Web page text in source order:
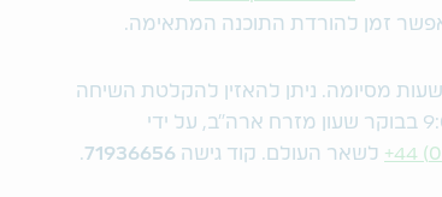
הקלטה של השיחה תמצא באתר החברה בתוך 24 שעות מסיומה. ניתן להאזין להקלטת השיחה
לשאר העולם. קוד גישה 71936656
.